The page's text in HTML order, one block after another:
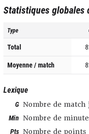
Statistiques globales
Type
Total
Moyenne / match
Lexique
G Nombre de match
Min Nombre de
Pts Nombre de points